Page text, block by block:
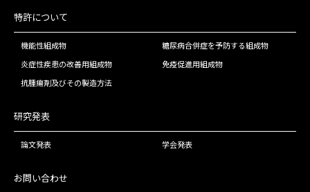
特許について
機能性組成物 糖尿病合併症を予防する組成物
炎症性疾患の改善用組成物 免疫促進用組成物
抗腫瘍剤及びその製造方法
研究発表
論文発表 学会発表
お問い合わせ